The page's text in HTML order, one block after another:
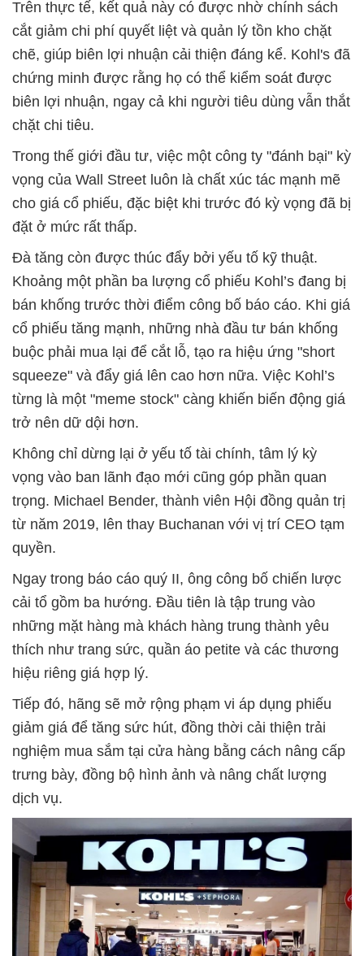
Trên thực tế, kết quả này có được nhờ chính sách
cắt giảm chi phí quyết liệt và quản lý tồn kho chặt
chẽ, giúp biên lợi nhuận cải thiện đáng kể. Kohl's đã
chứng minh được rằng họ có thể kiểm soát được
biên lợi nhuận, ngay cả khi người tiêu dùng vẫn thắt
chặt chi tiêu.
Trong thế giới đầu tư, việc một công ty "đánh bại" kỳ
vọng của Wall Street luôn là chất xúc tác mạnh mẽ
cho giá cổ phiếu, đặc biệt khi trước đó kỳ vọng đã bị
đặt ở mức rất thấp.
Đà tăng còn được thúc đẩy bởi yếu tố kỹ thuật.
Khoảng một phần ba lượng cổ phiếu Kohl’s đang bị
bán khống trước thời điểm công bố báo cáo. Khi giá
cổ phiếu tăng mạnh, những nhà đầu tư bán khống
buộc phải mua lại để cắt lỗ, tạo ra hiệu ứng "short
squeeze" và đẩy giá lên cao hơn nữa. Việc Kohl’s
từng là một "meme stock" càng khiến biến động giá
trở nên dữ dội hơn.
Không chỉ dừng lại ở yếu tố tài chính, tâm lý kỳ
vọng vào ban lãnh đạo mới cũng góp phần quan
trọng. Michael Bender, thành viên Hội đồng quản trị
từ năm 2019, lên thay Buchanan với vị trí CEO tạm
quyền.
Ngay trong báo cáo quý II, ông công bố chiến lược
cải tổ gồm ba hướng. Đầu tiên là tập trung vào
những mặt hàng mà khách hàng trung thành yêu
thích như trang sức, quần áo petite và các thương
hiệu riêng giá hợp lý.
Tiếp đó, hãng sẽ mở rộng phạm vi áp dụng phiếu
giảm giá để tăng sức hút, đồng thời cải thiện trải
nghiệm mua sắm tại cửa hàng bằng cách nâng cấp
trưng bày, đồng bộ hình ảnh và nâng chất lượng
dịch vụ.